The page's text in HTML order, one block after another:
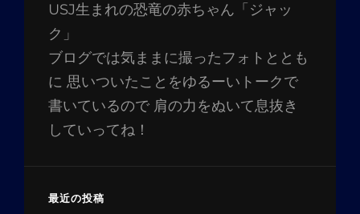
USJ生まれの恐竜の赤ちゃん「ジャッ
ク」
ブログでは気ままに撮ったフォトととも
に 思いついたことをゆるーいトークで
書いているので 肩の力をぬいて息抜き
していってね！
最近の投稿